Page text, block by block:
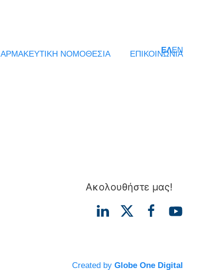
ΕΛEN
ΝΟΜΟΘΕΣΙΑ ΕΠΙΚΟΙΝΩΝΙΑ
Ακολουθήστε μας!
Created by Globe One Digital